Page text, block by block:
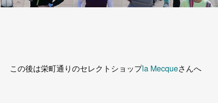
この後は栄町通りのセレクトショップla Mecqueさんへ